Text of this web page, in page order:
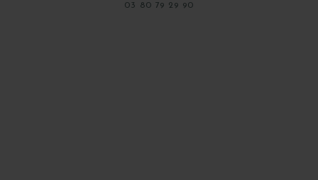
03 80 79 29 90